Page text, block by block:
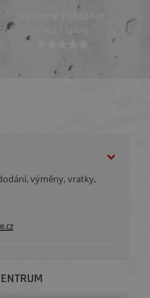
výměny, vratky,